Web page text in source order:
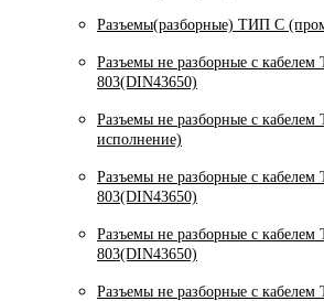
Разъемы(разборные) ТИП С
Разъемы не разборные с
803(DIN43650)
Разъемы не разборные с
исполнение)
Разъемы не разборные с
803(DIN43650)
Разъемы не разборные с
803(DIN43650)
Разъемы не разборные с